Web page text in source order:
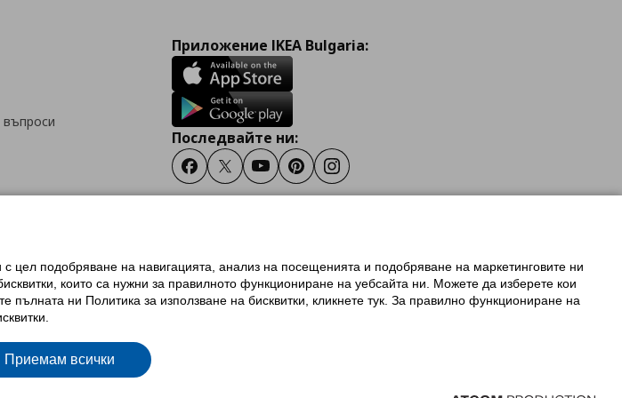
въпроси
Приложение IKEA Bulgaria:
Последвайте ни:
FacebookTwitterYoutubePinterestInstagram
използване на бисквиткиУсловия за ползване на ikea.bg
на ikea.bg
Общи условия на програма IKEA Family
цел подобряване на навигацията, анализ на посещенията и подобряване на маркетинговите ни
които са нужни за правилното функциониране на уебсайта ни. Можете да изберете кои
пълната ни Политика за използване на бисквитки, кликнете тук. За правилно функциониране на
Приемам всички